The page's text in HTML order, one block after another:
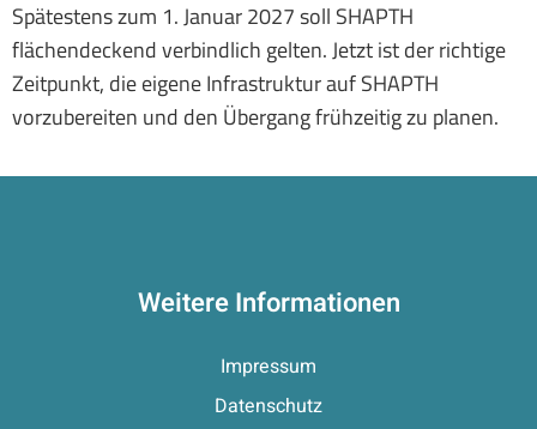
Spätestens zum 1. Januar 2027 soll SHAPTH
flächendeckend verbindlich gelten. Jetzt ist der richtige
Zeitpunkt, die eigene Infrastruktur auf SHAPTH
vorzubereiten und den Übergang frühzeitig zu planen.
Weitere Informationen
Impressum
Datenschutz